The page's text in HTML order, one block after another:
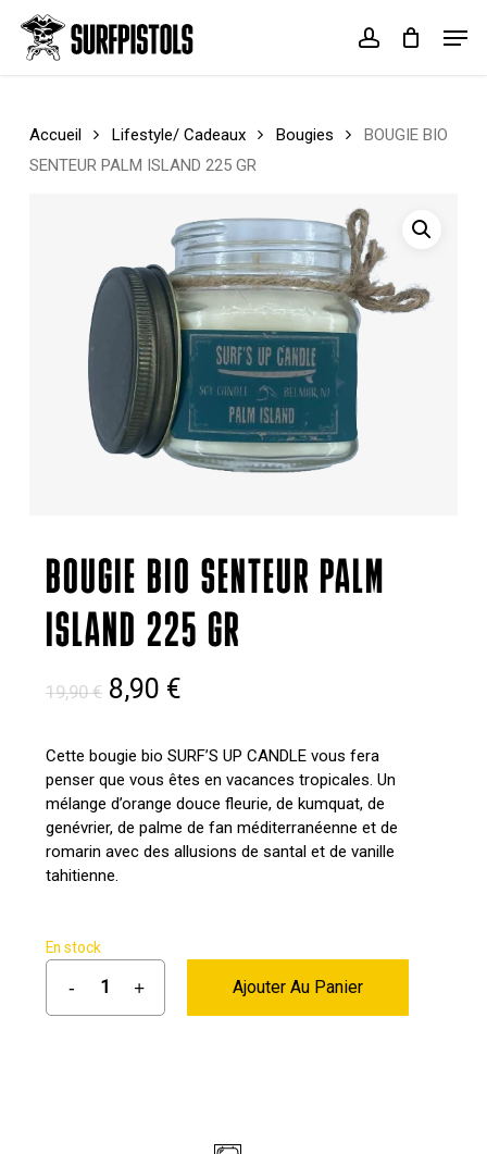
main
account
Cart Close
Accueil Lifestyle/ Cadeaux Bougies
BOUGIE BIO
SENTEUR PALM ISLAND 225 GR
BOUGIE BIO SENTEUR PALM
ISLAND 225 GR
19,90€ Le
initial
était :
19,90 €.
8,90 €Le
actuel
est :
8,90 €.
Cette bougie bio SURF’S UP CANDLE vous fera
penser que vous êtes en vacances tropicales. Un
mélange d’orange douce fleurie, de kumquat, de
genévrier, de palme de fan méditerranéenne et de
romarin avec des allusions de santal et de vanille
tahitienne.
En stock
Ajouter Au Panier